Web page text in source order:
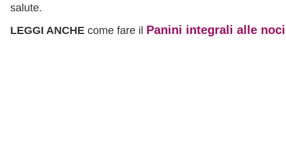
salute.
LEGGI ANCHE come fare il Panini integrali alle noci